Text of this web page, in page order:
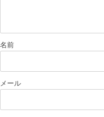
名前
メール